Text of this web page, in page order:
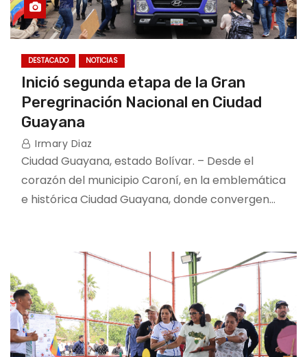
DESTACADO NOTICIAS
Inició segunda etapa de la Gran
Peregrinación Nacional en Ciudad
Guayana
Irmary Diaz
Ciudad Guayana, estado Bolívar. – Desde el
corazón del municipio Caroní, en la emblemática
e histórica Ciudad Guayana, donde convergen…